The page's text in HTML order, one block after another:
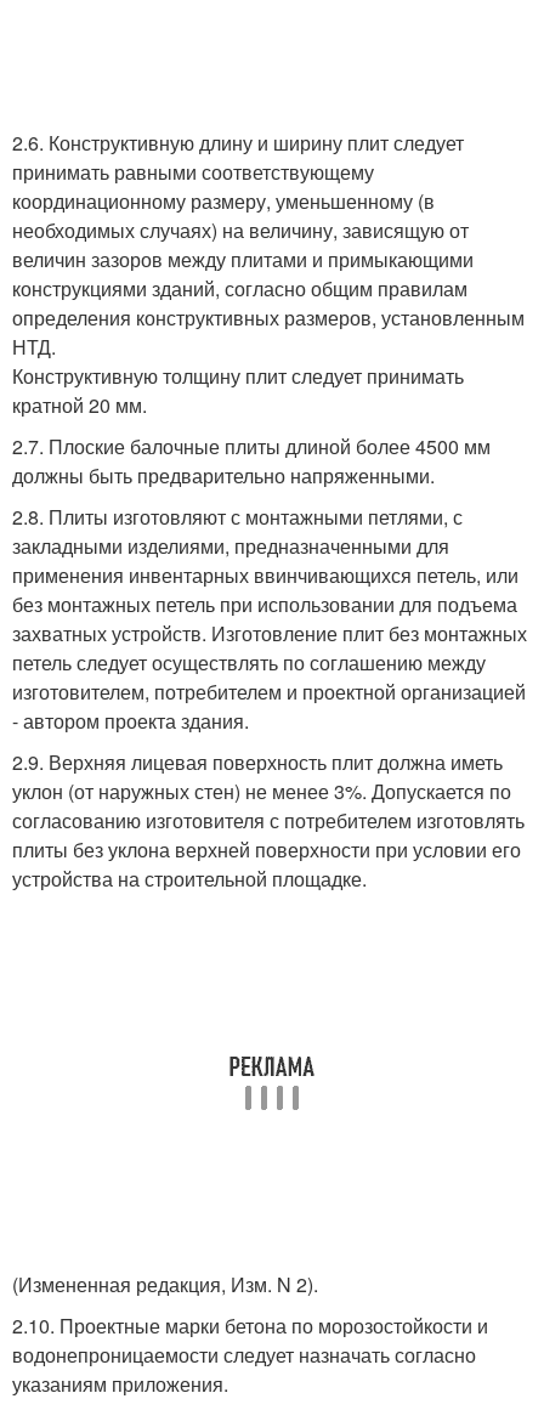
2.6. Конструктивную длину и ширину плит следует
принимать равными соответствующему
координационному размеру, уменьшенному (в
необходимых случаях) на величину, зависящую от
величин зазоров между плитами и примыкающими
конструкциями зданий, согласно общим правилам
определения конструктивных размеров, установленным
НТД.
Конструктивную толщину плит следует принимать
кратной 20 мм.
2.7. Плоские балочные плиты длиной более 4500 мм
должны быть предварительно напряженными.
2.8. Плиты изготовляют с монтажными петлями, с
закладными изделиями, предназначенными для
применения инвентарных ввинчивающихся петель, или
без монтажных петель при использовании для подъема
захватных устройств. Изготовление плит без монтажных
петель следует осуществлять по соглашению между
изготовителем, потребителем и проектной организацией
- автором проекта здания.
2.9. Верхняя лицевая поверхность плит должна иметь
уклон (от наружных стен) не менее 3%. Допускается по
согласованию изготовителя с потребителем изготовлять
плиты без уклона верхней поверхности при условии его
устройства на строительной площадке.
(Измененная редакция, Изм. N 2).
2.10. Проектные марки бетона по морозостойкости и
водонепроницаемости следует назначать согласно
указаниям приложения.